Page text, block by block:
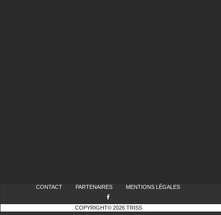
CONTACT PARTENAIRES MENTIONS LÉGALES
COPYRIGHT© 2026 TRISS